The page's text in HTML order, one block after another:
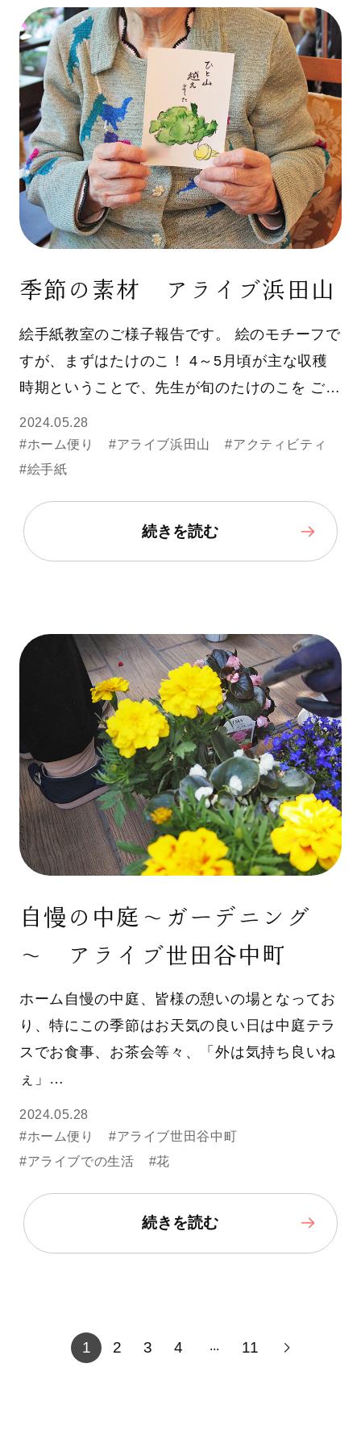
季節の素材 アライブ浜田山
絵手紙教室のご様子報告です。 絵のモチーフで
すが、まずはたけのこ！ 4～5月頃が主な収穫
時期ということで、先生が旬のたけのこを ご…
2024.05.28
#ホーム便り
#アライブ浜田山
#アクティビティ
#絵手紙
続きを読む
自慢の中庭～ガーデニング
～ アライブ世田谷中町
ホーム自慢の中庭、皆様の憩いの場となってお
り、特にこの季節はお天気の良い日は中庭テラ
スでお食事、お茶会等々、「外は気持ち良いね
ぇ」…
2024.05.28
#ホーム便り
#アライブ世田谷中町
#アライブでの生活
#花
続きを読む
1 2 3 4 ... 11